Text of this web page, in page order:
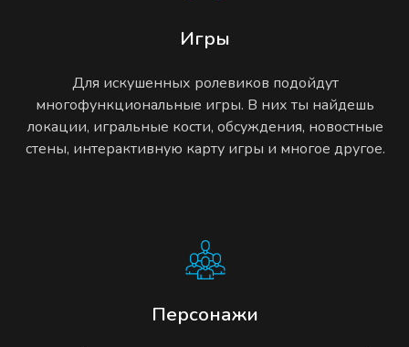
Игры
Для искушенных ролевиков подойдут
многофункциональные игры. В них ты найдешь
локации, игральные кости, обсуждения, новостные
стены, интерактивную карту игры и многое другое.
Персонажи